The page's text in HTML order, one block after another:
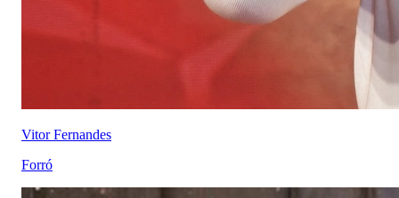
Vitor Fernandes
Forró